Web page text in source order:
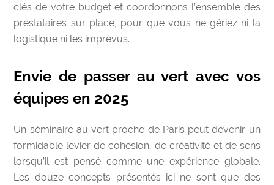
clés de votre budget et coordonnons l’ensemble des
prestataires sur place, pour que vous ne gériez ni la
logistique ni les imprévus.
Envie de passer au vert avec vos
équipes en 2025
Un séminaire au vert proche de Paris peut devenir un
formidable levier de cohésion, de créativité et de sens
lorsqu’il est pensé comme une expérience globale.
Les douze concepts présentés ici ne sont que des